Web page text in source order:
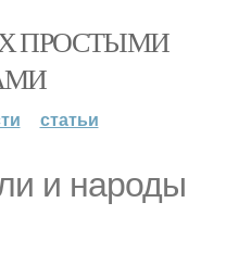
ПРОСТЫМИ
статьи
и народы